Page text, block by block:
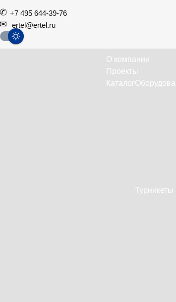
+7 495 644-39-76
ertel@ertel.ru
О компании
Проекты
Каталог
Турникеты